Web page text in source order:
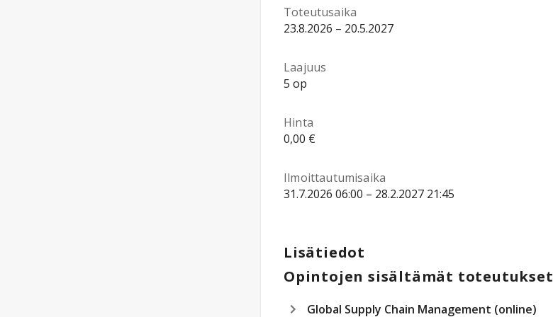
Toteutusaika
23.8.2026 – 20.5.2027
Laajuus
5 op
Hinta
0,00 €
Ilmoittautumisaika
31.7.2026 06:00 – 28.2.2027 21:45
Lisätiedot
Opintojen sisältämät toteutukset
Global Supply Chain Management (online)